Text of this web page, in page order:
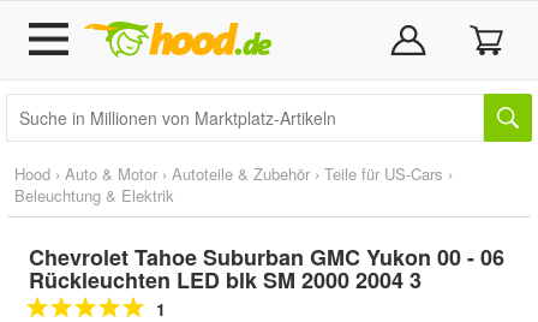
Hood › Auto & Motor › Autoteile & Zubehör › Teile für US-Cars ›
Beleuchtung & Elektrik
Chevrolet Tahoe Suburban GMC Yukon 00 - 06
Rückleuchten LED blk SM 2000 2004 3
1